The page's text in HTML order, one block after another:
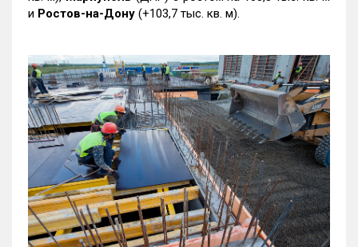
и Ростов-на-Дону (+103,7 тыс. кв. м).